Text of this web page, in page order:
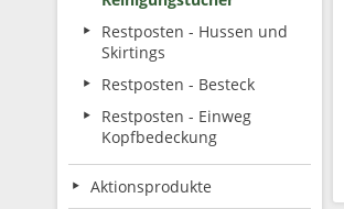
Restposten - Hussen und
Skirtings
Restposten - Besteck
Restposten - Einweg
Kopfbedeckung
Aktionsprodukte